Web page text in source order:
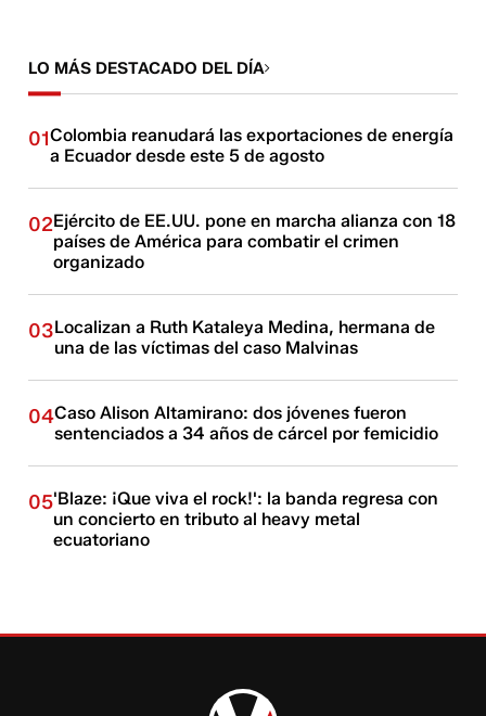
LO MÁS DESTACADO DEL DÍA
01Colombia reanudará las exportaciones de energía
a Ecuador desde este 5 de agosto
02Ejército de EE.UU. pone en marcha alianza con 18
países de América para combatir el crimen
organizado
03Localizan a Ruth Kataleya Medina, hermana de
una de las víctimas del caso Malvinas
04Caso Alison Altamirano: dos jóvenes fueron
sentenciados a 34 años de cárcel por femicidio
05'Blaze: ¡Que viva el rock!': la banda regresa con
un concierto en tributo al heavy metal
ecuatoriano